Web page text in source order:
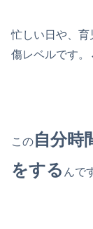
忙しい日や、育
傷レベルです
この自分時
をする んで